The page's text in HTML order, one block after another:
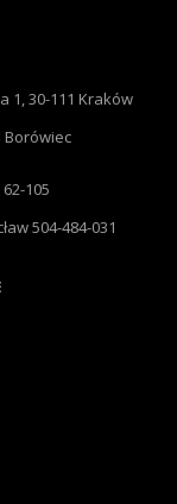
1, 30-111 Kraków
Borówiec
105
504-484-031